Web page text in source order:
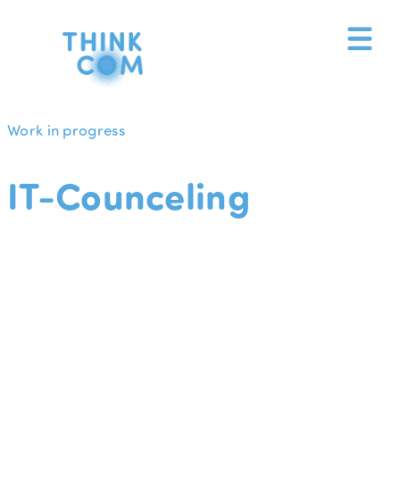
Work in progress
IT-Counceling